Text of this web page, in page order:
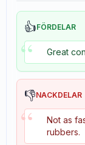
👍FÖRDELAR
“ Great
👎NACKDELAR
“
Not as
rubbers.